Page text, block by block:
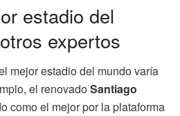
estadio del
expertos
mejor estadio del mundo varía
el renovadoSantiago
como el mejor por la plataforma